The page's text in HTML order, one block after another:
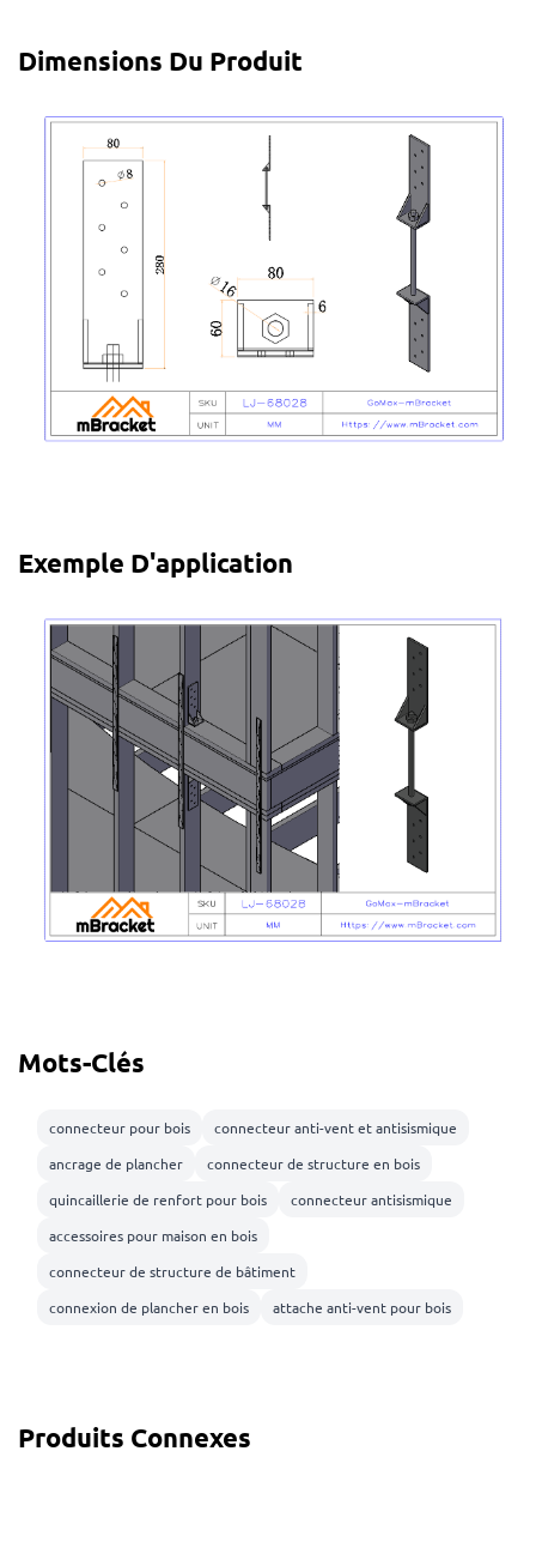
Dimensions Du Produit
Exemple D'application
Mots-Clés
connecteur pour bois
connecteur anti-vent et antisismique
ancrage de plancher
connecteur de structure en bois
quincaillerie de renfort pour bois
connecteur antisismique
accessoires pour maison en bois
connecteur de structure de bâtiment
connexion de plancher en bois
attache anti-vent pour bois
Produits Connexes